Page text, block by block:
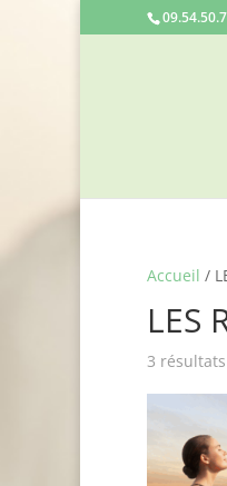
Accueil /
LES
3